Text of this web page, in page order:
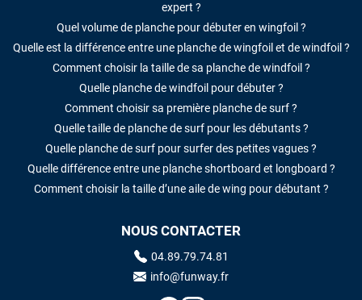
expert ?
Quel volume de planche pour débuter en wingfoil ?
Quelle est la différence entre une planche de wingfoil et de windfoil ?
Comment choisir la taille de sa planche de windfoil ?
Quelle planche de windfoil pour débuter ?
Comment choisir sa première planche de surf ?
Quelle taille de planche de surf pour les débutants ?
Quelle planche de surf pour surfer des petites vagues ?
Quelle différence entre une planche shortboard et longboard ?
Comment choisir la taille d’une aile de wing pour débutant ?
NOUS CONTACTER
04.89.79.74.81
info@funway.fr